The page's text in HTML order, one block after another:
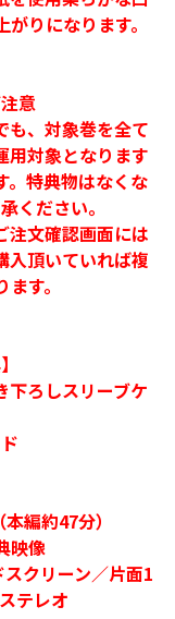
りになります。
意
、対象巻を全て
用対象となります
。特典物はなくな
ください。
文確認画面には
入頂いていれば複
す。
ろしスリーブケ
編約47分）
映像
クリーン／片面1
テレオ